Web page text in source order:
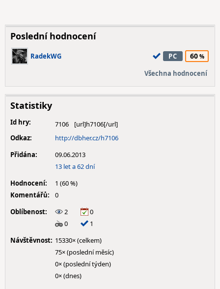
Poslední hodnocení
RadekWG PC 60
Všechna hodnocení
Statistiky
Id hry:
7106
Odkaz:
http://dbher.cz/h7106
Přidána:
09.06.2013
13 let a 62 dní
Hodnocení:
1 (60 %)
Komentářů:
0
Oblíbenost:
2
0
0
1
Návštěvnost: 15330× (celkem)
75× (poslední měsíc)
0× (poslední týden)
0× (dnes)